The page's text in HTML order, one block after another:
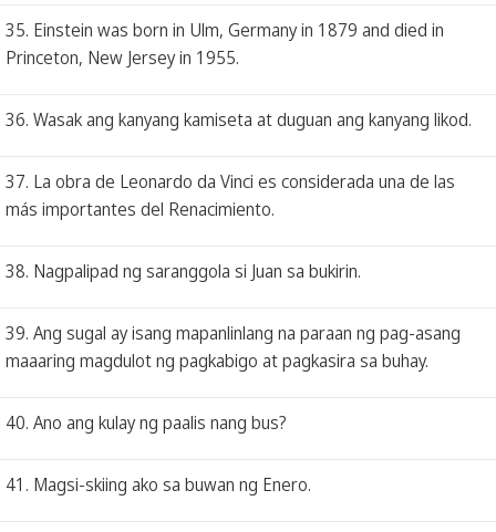
35. Einstein was born in Ulm, Germany in 1879 and died in
Princeton, New Jersey in 1955.
36. Wasak ang kanyang kamiseta at duguan ang kanyang likod.
37. La obra de Leonardo da Vinci es considerada una de las
más importantes del Renacimiento.
38. Nagpalipad ng saranggola si Juan sa bukirin.
39. Ang sugal ay isang mapanlinlang na paraan ng pag-asang
maaaring magdulot ng pagkabigo at pagkasira sa buhay.
40. Ano ang kulay ng paalis nang bus?
41. Magsi-skiing ako sa buwan ng Enero.